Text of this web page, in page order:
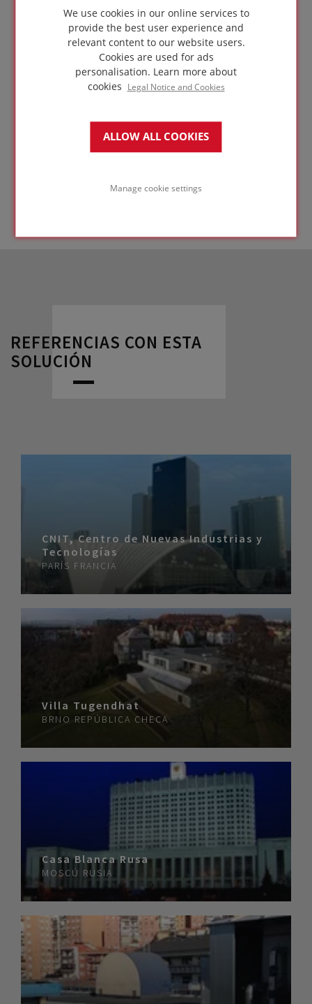
We use cookies in our online services to
provide the best user experience and
relevant content to our website users.
Cookies are used for ads
personalisation. Learn more about
cookies
Legal Notice and Cookies
ALLOW ALL COOKIES
Manage cookie settings
Cubiertas de acceso de servicios sobre
cubierta metálica trapezoidal
con una membrana
protectora contra rayos
IR A LA
REFERENCIAS CON ESTA
SOLUCIÓN
CNIT, Centro de Nuevas Industrias y
Tecnologías
PARÍS FRANCIA
Villa Tugendhat
BRNO REPÚBLICA CHECA
Casa Blanca Rusa
MOSCÚ RUSIA